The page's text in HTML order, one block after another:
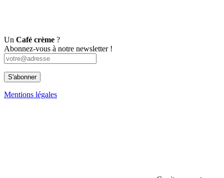
Un Café crème ?
Abonnez-vous à notre newsletter !
Mentions légales